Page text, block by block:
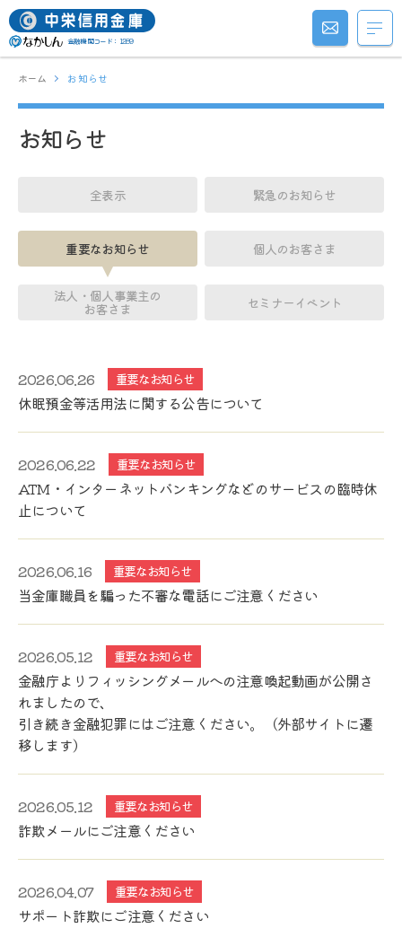
金融機関コード：1289
ホーム お知らせ
お知らせ
全表示 緊急のお知らせ
重要なお知らせ 個人のお客さま
法人・個人事業主の
お客さま セミナーイベント
2026.06.26 重要なお知らせ
休眠預金等活用法に関する公告について
2026.06.22 重要なお知らせ
ATM・インターネットバンキングなどのサービスの臨時休
止について
2026.06.16 重要なお知らせ
当金庫職員を騙った不審な電話にご注意ください
2026.05.12 重要なお知らせ
金融庁よりフィッシングメールへの注意喚起動画が公開さ
れましたので、
引き続き金融犯罪にはご注意ください。（外部サイトに遷
移します）
2026.05.12 重要なお知らせ
詐欺メールにご注意ください
2026.04.07 重要なお知らせ
サポート詐欺にご注意ください